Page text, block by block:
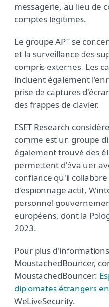
messagerie, au lieu de
comptes légitimes.
Le groupe APT se
et la surveillance des
compris externes. Les
incluent également
prise de captures
des frappes de clavier.
ESET Research
comme est un groupe
également trouvé des
permettent d'évaluer
confiance qu'il
d'espionnage actif,
personnel
européens, dont la
2023.
Pour plus
MoustachedBouncer,
MoustachedBouncer:
diplomates étrangers
WeLiveSecurity.